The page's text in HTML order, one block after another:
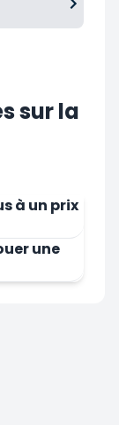
sur la
à un prix
une